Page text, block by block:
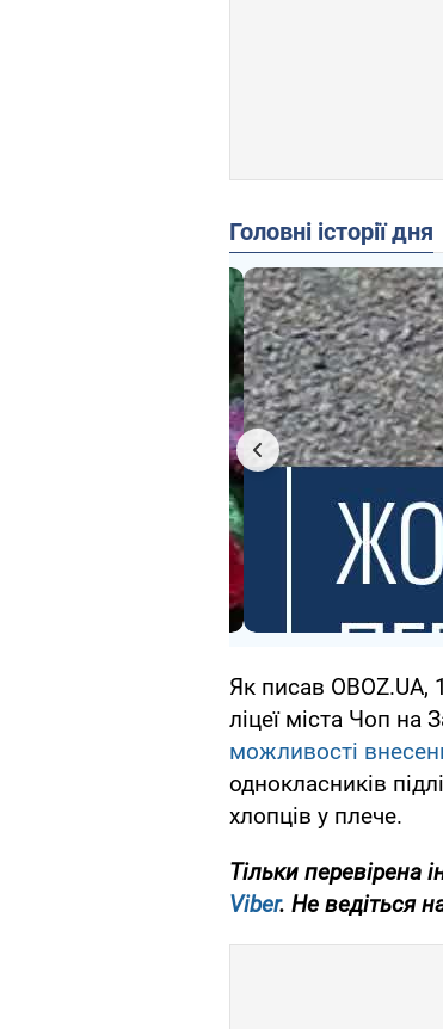
Головні історії дня
Як писав OBOZ.UA,
ліцеї міста Чоп на
можливості
однокласників
хлопців у плече.
Тільки перевірена
Viber. Не ведіться